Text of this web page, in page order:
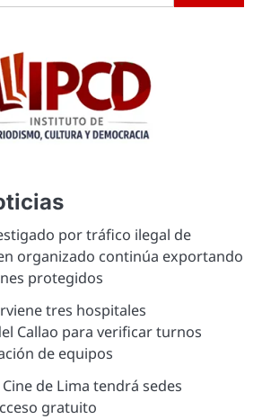
por tráfico ilegal de
organizado continúa exportando
protegidos
tres hospitales
Callao para verificar turnos
de equipos
Cine de Lima tendrá sedes
gratuito